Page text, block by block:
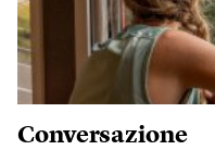
Conversazione